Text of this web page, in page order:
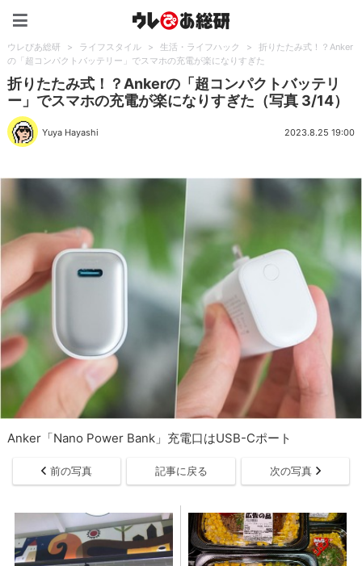
ウレぴあ総研 > ライフスタイル > 生活・ライフハック >
折りたたみ式！？Anker
の「超コンパクトバッテリー」でスマホの充電が楽になりすぎた
折りたたみ式！？Ankerの「超コンパクトバッテリ
ー」でスマホの充電が楽になりすぎた（写真 3/14）
Yuya Hayashi 2023.8.25 19:00
Anker「Nano Power Bank」充電口はUSB-Cポート
前の写真 記事に戻る 次の写真